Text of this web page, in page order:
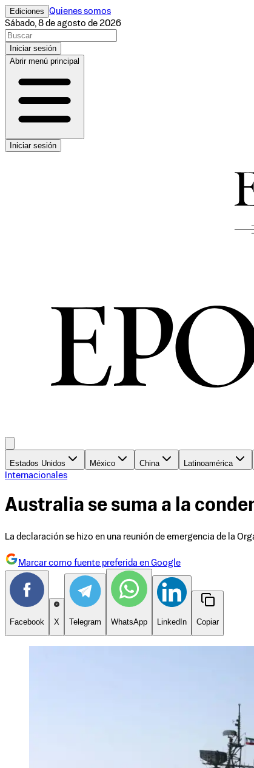
Ediciones Quienes somos
Sábado, 8 de agosto de 2026
Iniciar sesión
Abrir menú principal
Iniciar sesión
Estados Unidos México China Latinoamérica
Internacionales
Australia se suma a la
La declaración se hizo en una reunión de emergencia de la
Marcar como fuente preferida en Google
Facebook X Telegram WhatsApp LinkedIn Copiar